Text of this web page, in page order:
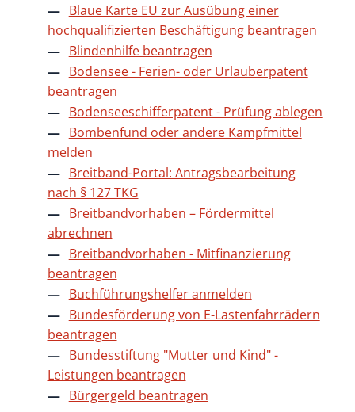
Blaue Karte EU zur Ausübung einer
hochqualifizierten Beschäftigung beantragen
Blindenhilfe beantragen
Bodensee - Ferien- oder Urlauberpatent
beantragen
Bodenseeschifferpatent - Prüfung ablegen
Bombenfund oder andere Kampfmittel
melden
Breitband-Portal: Antragsbearbeitung
nach § 127 TKG
Breitbandvorhaben – Fördermittel
abrechnen
Breitbandvorhaben - Mitfinanzierung
beantragen
Buchführungshelfer anmelden
Bundesförderung von E-Lastenfahrrädern
beantragen
Bundesstiftung "Mutter und Kind" -
Leistungen beantragen
Bürgergeld beantragen